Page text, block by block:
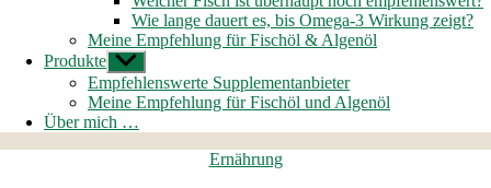
Wie lange dauert es, bis Omega-3 Wirkung zeigt?
Meine Empfehlung für Fischöl & Algenöl
Produkte Untermenü
anzeigen
Empfehlenswerte Supplementanbieter
Meine Empfehlung für Fischöl und Algenöl
Über mich …
Kategorien
Ernährung